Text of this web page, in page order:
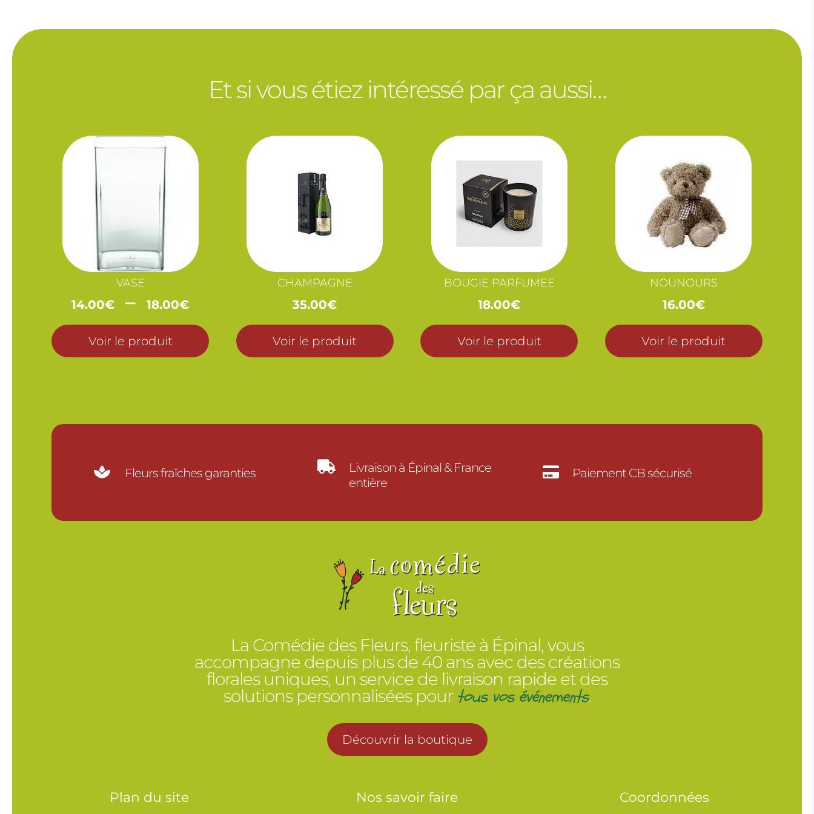
Et si vous étiez intéressé par ça aussi…
VASE
14.00€ – 18.00€Plage
de
prix :
14.00€
à
Voir le produit
CHAMPAGNE
35.00€
Voir le produit
BOUGIE PARFUMEE
18.00€
Voir le produit
NOUNOURS
16.00€
Voir le produit
 Fleurs fraîches garanties 
Livraison à Épinal & France
entière
 Paiement CB sécurisé
La Comédie des Fleurs, fleuriste à Épinal, vous
accompagne depuis plus de 40 ans avec des créations
florales uniques, un service de livraison rapide et des
solutions personnalisées pour tous vos événements.
Découvrir la boutique
Plan du site Nos savoir faire Coordonnées